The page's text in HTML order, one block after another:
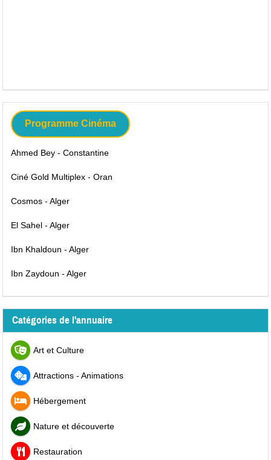
Programme Cinéma
Ahmed Bey - Constantine
Ciné Gold Multiplex - Oran
Cosmos - Alger
El Sahel - Alger
Ibn Khaldoun - Alger
Ibn Zaydoun - Alger
Catégories de l'annuaire
Art et Culture
Attractions - Animations
Hébergement
Nature et découverte
Restauration